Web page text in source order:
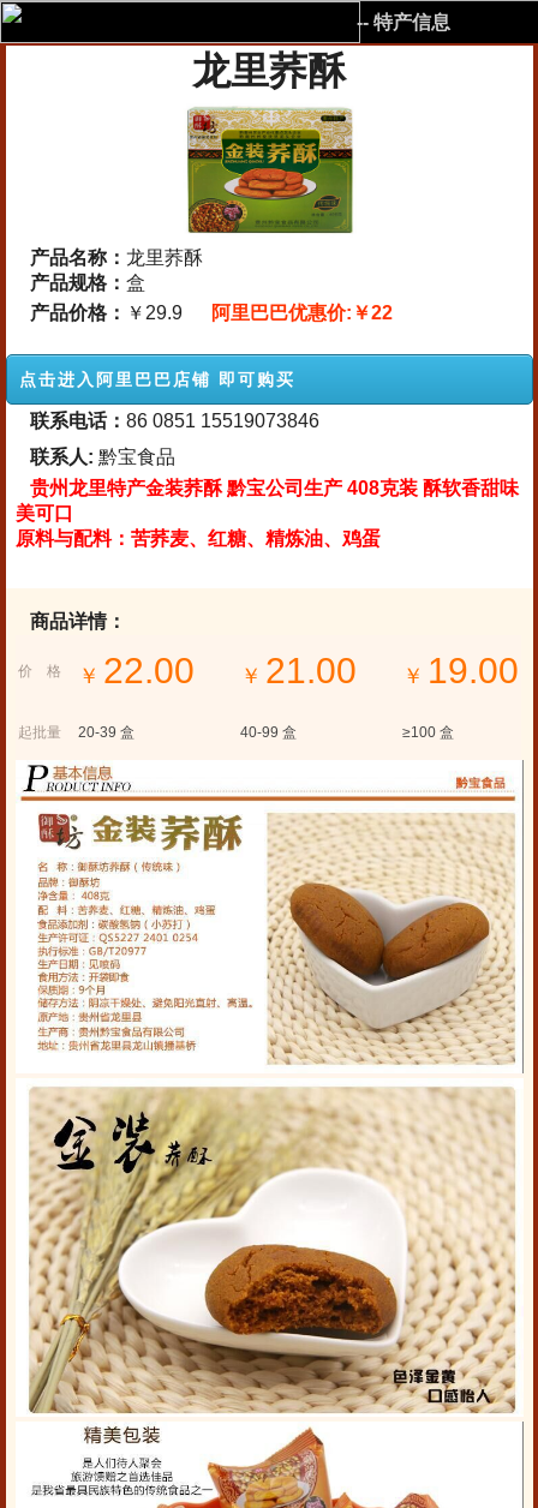
-- 特产信息
龙里荞酥
产品名称： 龙里荞酥
产品规格： 盒
产品价格： ￥29.9 阿里巴巴优惠价:￥22
点击进入阿里巴巴店铺 即可购买
联系电话： 86 0851 15519073846
联系人: 黔宝食品
贵州龙里特产金装荞酥 黔宝公司生产 408克装 酥软香甜味
美可口
原料与配料：苦荞麦、红糖、精炼油、鸡蛋
商品详情：
价 格 ￥ 22.00 ￥ 21.00 ￥ 19.00
起批量 20-39 盒 40-99 盒 ≥100 盒